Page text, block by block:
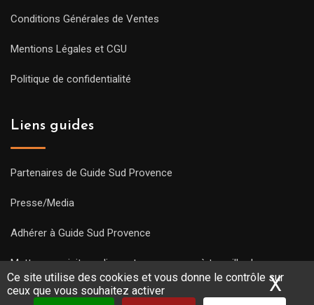
Ce site utilise des cookies et vous donne le contrôle sur
ceux que vous souhaitez activer
X
Conditions Générales de Ventes
Mentions Légales et CGU
Politique de confidentialité
Liens guides
Partenaires de Guide Sud Provence
Presse/Media
Adhérer à Guide Sud Provence
Mettre une visite en ligne et commencez à travailler !